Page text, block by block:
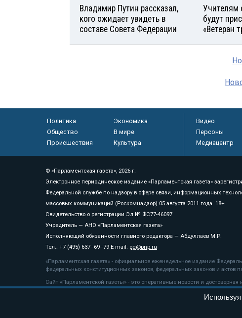
Владимир Путин рассказал,
кого ожидает увидеть в
составе Совета Федерации
Учителям
будут
«Ветеран
Политика
Экономика
Общество
В мире
Происшествия
Культура
Видео
Персоны
Медиацентр
© «Парламентская газета», 2026 г.
Электронное периодическое издание «Парламентская газета»
Федеральной службе по надзору в сфере связи, информационных
массовых коммуникаций (Роскомнадзор) 05 августа 2011 года. 18+
Свидетельство о регистрации Эл № ФС77-46097
Учредитель — АНО «Парламентская газета»
Исполняющий обязанности главного редактора — Абдуллаев М.Р.
Тел.: +7 (495) 637–69–79 E-mail: pg@pnp.ru
«Парламентская газета» - официальное еженедельное издание
федеральных конституционных законов, федеральных законов и актов
Сайт «Парламентской газеты» - это оперативные новости и
«Парламентской газеты» активная ссылка на pnp.ru обязательна.
рекомендательные